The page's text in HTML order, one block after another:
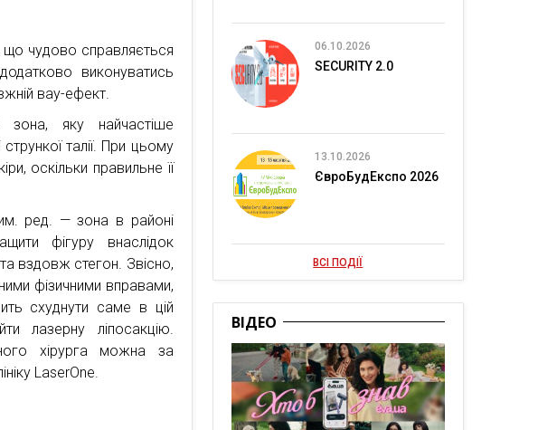
що чудово справляється
виконуватись
вау-ефект.
яку найчастіше
талії. При цьому
оскільки правильне її
ред. — зона в районі
фігуру внаслідок
вздовж стегон. Звісно,
фізичними вправами,
схуднути саме в цій
лазерну ліпосакцію.
хірурга можна за
LaserOne.
06.10.2026
SECURITY 2.0
13.10.2026
ЄвроБудЕкспо 2026
ВСІ ПОДІЇ
ВІДЕО